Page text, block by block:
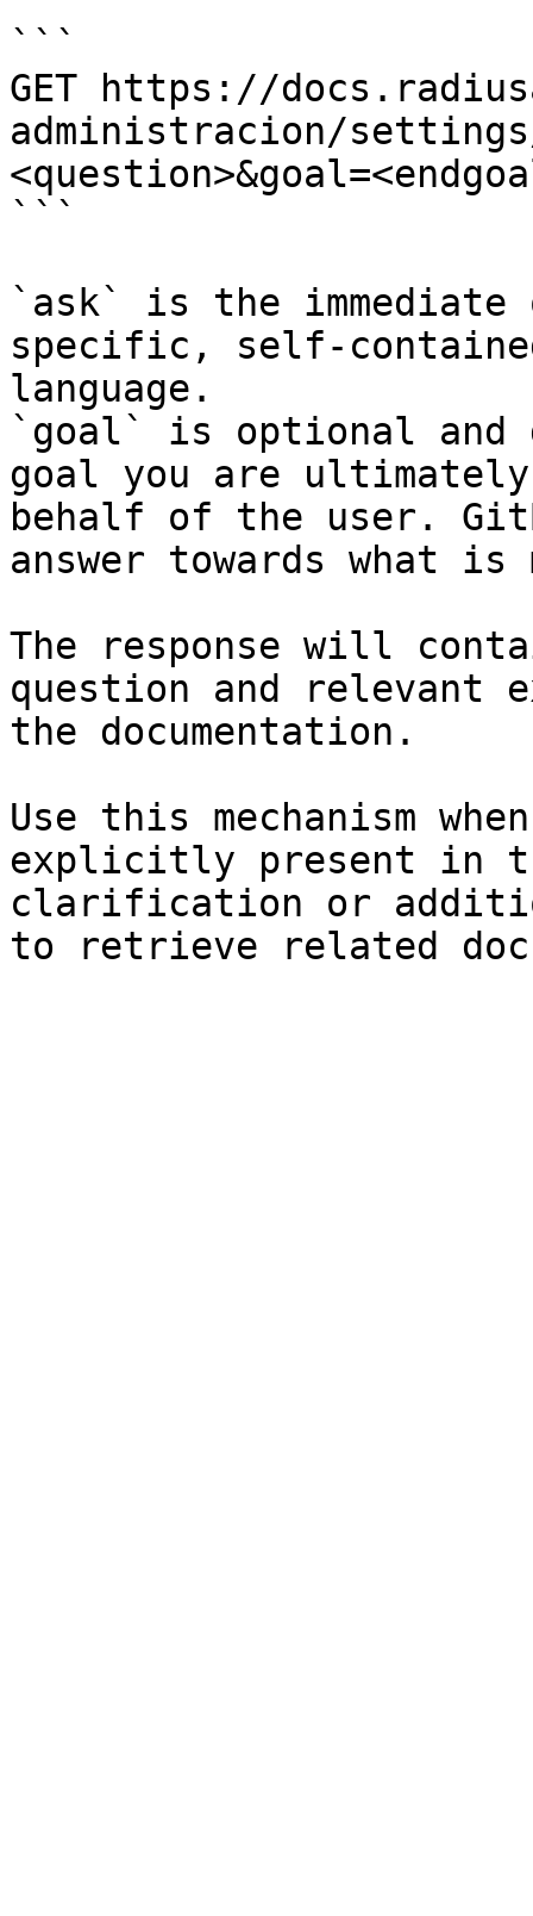
```
GET https://
administracion/
```
`ask` is the
specific, self-
language.
`goal` is optional and
goal you are
behalf of the user.
answer towards what
The response will
question and relevant
the documentation.
Use this mechanism
explicitly present in
clarification or